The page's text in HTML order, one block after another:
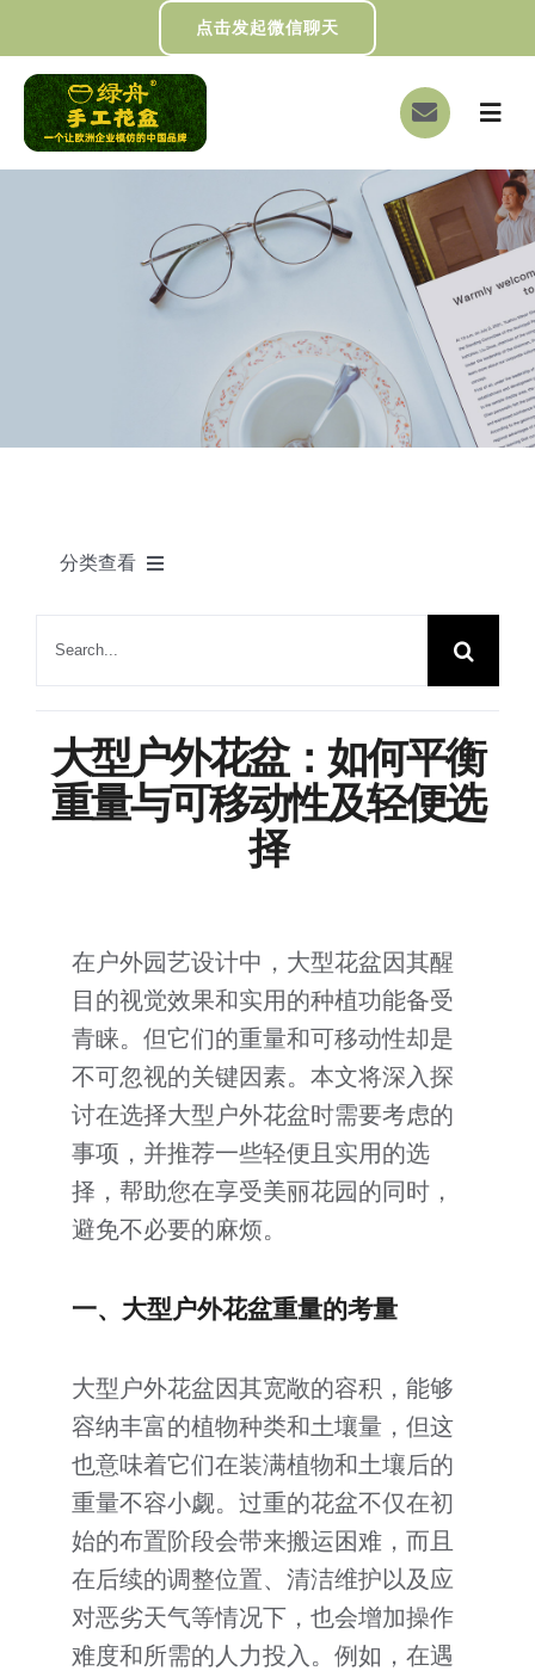
过
点击发起微信聊天
切
导
航
首页
关于我们
DIY制作
分类查看
家居一角
展会动态
客户到访
其它
大型户外花盆：如何平衡
重量与可移动性及轻便选
择
在户外园艺设计中，大型花盆因其醒
目的视觉效果和实用的种植功能备受
青睐。但它们的重量和可移动性却是
不可忽视的关键因素。本文将深入探
讨在选择大型户外花盆时需要考虑的
事项，并推荐一些轻便且实用的选
择，帮助您在享受美丽花园的同时，
避免不必要的麻烦。
一、大型户外花盆重量的考量
大型户外花盆因其宽敞的容积，能够
容纳丰富的植物种类和土壤量，但这
也意味着它们在装满植物和土壤后的
重量不容小觑。过重的花盆不仅在初
始的布置阶段会带来搬运困难，而且
在后续的调整位置、清洁维护以及应
对恶劣天气等情况下，也会增加操作
难度和所需的人力投入。例如，在遇